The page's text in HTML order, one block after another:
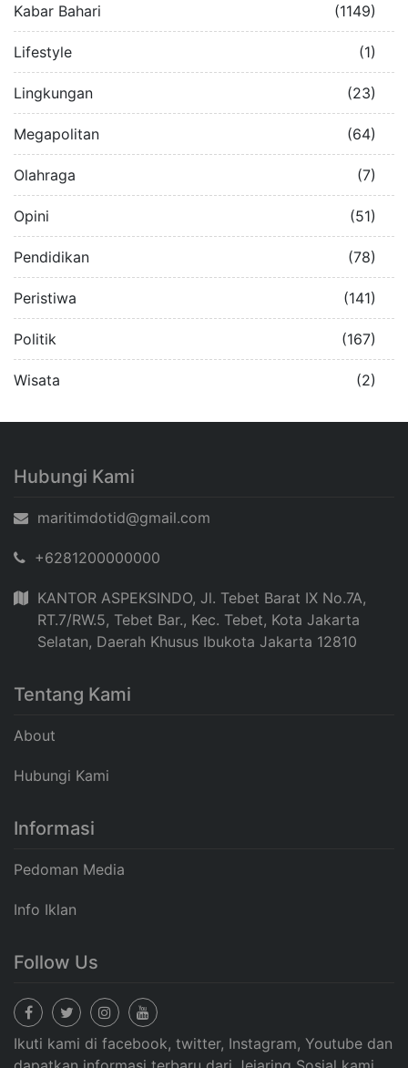
Kabar Bahari (1149)
Lifestyle (1)
Lingkungan (23)
Megapolitan (64)
Olahraga (7)
Opini (51)
Pendidikan (78)
Peristiwa (141)
Politik (167)
Wisata (2)
Hubungi Kami
maritimdotid@gmail.com
+6281200000000
KANTOR ASPEKSINDO, Jl. Tebet Barat IX No.7A,
RT.7/RW.5, Tebet Bar., Kec. Tebet, Kota Jakarta
Selatan, Daerah Khusus Ibukota Jakarta 12810
Tentang Kami
About
Hubungi Kami
Informasi
Pedoman Media
Info Iklan
Follow Us
Ikuti kami di facebook, twitter, Instagram, Youtube dan